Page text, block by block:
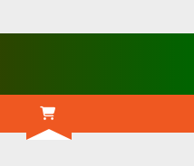
gitu gitu aja